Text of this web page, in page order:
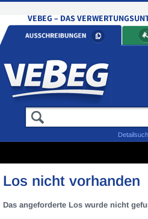
Los nicht vorhanden
Das angeforderte Los wurde nicht